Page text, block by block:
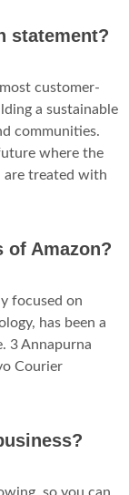
statement?
customer-
a sustainable
communities.
where the
are treated with
of Amazon?
focused on
has been a
3 Annapurna
Courier